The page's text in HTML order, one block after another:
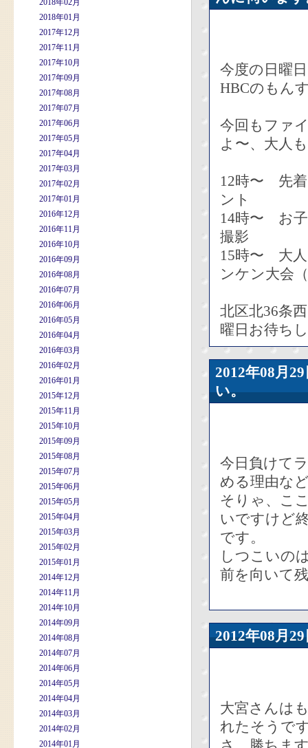
2018年02月
2018年01月
2017年12月
2017年11月
2017年10月
2017年09月
2017年08月
2017年07月
2017年06月
2017年05月
2017年04月
2017年03月
2017年02月
2017年01月
2016年12月
2016年11月
2016年10月
2016年09月
2016年08月
2016年07月
2016年06月
2016年05月
2016年04月
2016年03月
2016年02月
2016年01月
2015年12月
2015年11月
2015年10月
2015年09月
2015年08月
2015年07月
2015年06月
2015年05月
2015年04月
2015年03月
2015年02月
2015年01月
2014年12月
2014年11月
2014年10月
2014年09月
2014年08月
2014年07月
2014年06月
2014年05月
2014年04月
2014年03月
2014年02月
2014年01月
今度の日曜
HBCのもん
今回もファ
よ〜、大人
12時〜 先着
ント
14時〜 お子
撮影
15時〜 大人
ンケン大会
北区北36条
曜日お待ち
2012年08
い。
今日負けて
める理由な
そりゃ、こ
いですけど
です。
しつこいの
前を向いて
2012年08
大宮さんは
れたそうで